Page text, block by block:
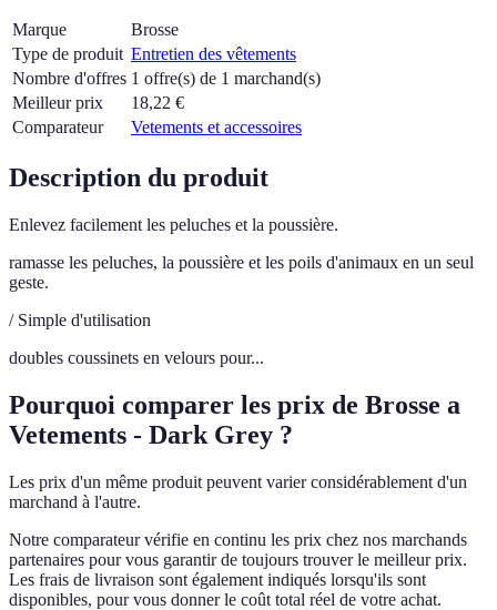
Marque
Brosse
Type de produit Entretien des vêtements
Nombre d'offres 1 offre(s) de 1 marchand(s)
Meilleur prix
18,22 €
Comparateur
Vetements et accessoires
Description du produit
Enlevez facilement les peluches et la poussière.
ramasse les peluches, la poussière et les poils d'animaux en un seul
geste.
/ Simple d'utilisation
doubles coussinets en velours pour...
Pourquoi comparer les prix de Brosse a
Vetements - Dark Grey ?
Les prix d'un même produit peuvent varier considérablement d'un
marchand à l'autre.
Notre comparateur vérifie en continu les prix chez nos marchands
partenaires pour vous garantir de toujours trouver le meilleur prix.
Les frais de livraison sont également indiqués lorsqu'ils sont
disponibles, pour vous donner le coût total réel de votre achat.